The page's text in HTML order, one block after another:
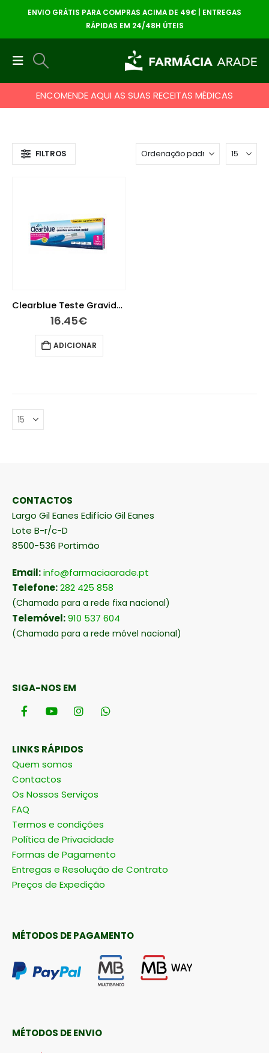
ENVIO GRÁTIS PARA COMPRAS ACIMA DE 49€ | ENTREGAS
RÁPIDAS EM 24/48H ÚTEIS
ENCOMENDE AQUI AS SUAS RECEITAS MÉDICAS
FILTROS
Clearblue Teste Gravidez Indicador Semanas
16.45€
ADICIONAR
CONTACTOS
Largo Gil Eanes Edifício Gil Eanes
Lote B-r/c-D
8500-536 Portimão
Email:info@farmaciaarade.pt
Telefone:282 425 858
(Chamada para a rede fixa nacional)
Telemóvel:910 537 604
(Chamada para a rede móvel nacional)
SIGA-NOS EM
LINKS RÁPIDOS
Quem somos
Contactos
Os Nossos Serviços
FAQ
Termos e condições
Política de Privacidade
Formas de Pagamento
Entregas e Resolução de Contrato
Preços de Expedição
MÉTODOS DE PAGAMENTO
MÉTODOS DE ENVIO